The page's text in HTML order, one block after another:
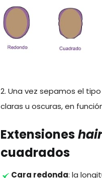
2. Una vez sepamos el
claras u oscuras, en
Extensiones
cuadrados
Cara redonda: la